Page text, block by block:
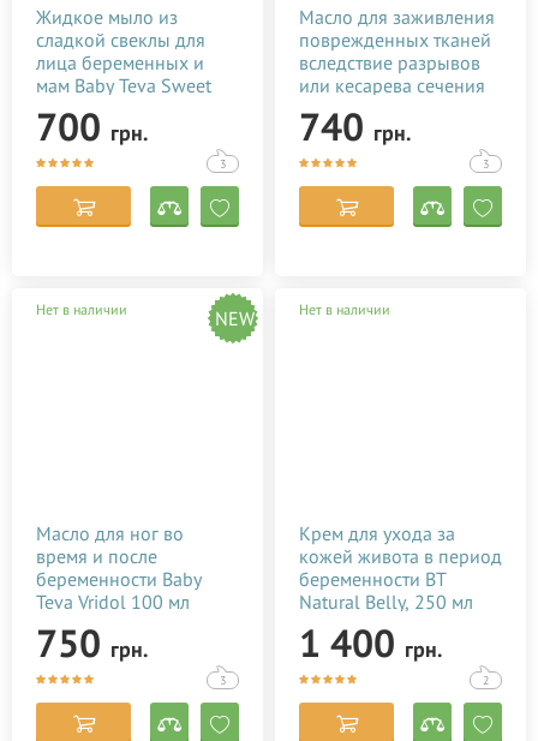
Ziaja
Сибирское здоровье
Жидкое мыло из
сладкой свеклы для
лица беременных и
мам Baby Teva Sweet
Soap 180 мл
7290010384808
700 грн.
3
Масло для заживления
поврежденных тканей
вследствие разрывов
или кесарева сечения
Baby Teva Stitol 50 мл
7290010384082
740 грн.
3
Нет в наличии NEW
Масло для ног во
время и после
беременности Baby
Teva Vridol 100 мл
7290010384167
750 грн.
3
Нет в наличии
Крем для ухода за
кожей живота в период
беременности BT
Natural Belly, 250 мл
7290012182020
1 400 грн.
2